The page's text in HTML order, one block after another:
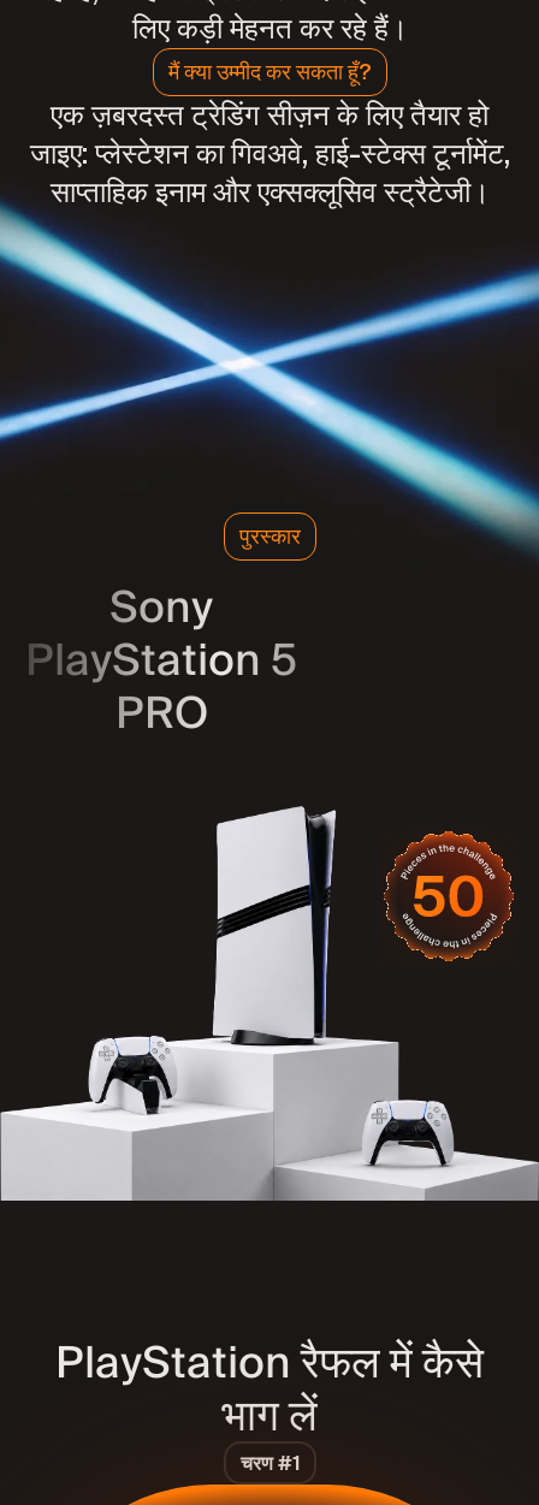
लिए कड़ी मेहनत कर रहे हैं।
मैं क्या उम्मीद कर सकता हूँ?
एक ज़बरदस्त ट्रेडिंग सीज़न के लिए तैयार हो
जाइए: प्लेस्टेशन का गिवअवे, हाई-स्टेक्स टूर्नामेंट,
साप्ताहिक इनाम और एक्सक्लूसिव स्ट्रैटेजी।
पुरस्कार
Sony
PlayStation 5
PRO
PlayStation रैफल में कैसे
भाग लें
चरण #1